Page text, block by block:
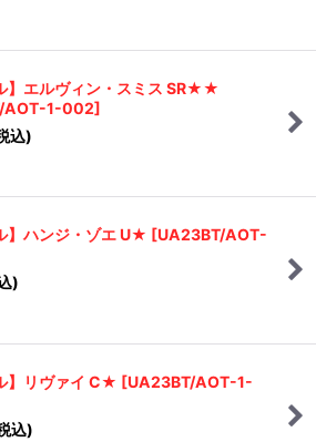
】エルヴィン・スミス SR★★
AOT-1-002]
込)
】ハンジ・ゾエ U★ [UA23BT/AOT-
)
】リヴァイ C★ [UA23BT/AOT-1-
込)